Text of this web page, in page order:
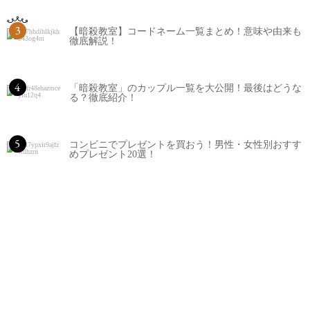
3
【暗殺教室】コードネーム一覧まとめ！意味や由来も
徹底解説！
4
「暗殺教室」のカップル一覧を大公開！最後はどうな
る？徹底紹介！
5
コンビニでプレゼントを買おう！男性・女性別おすす
めプレゼント20選！